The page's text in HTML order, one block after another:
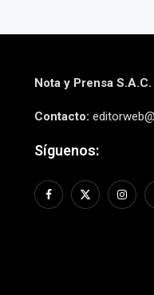
Nota y Prensa S.A.C.
Contacto:
Síguenos: